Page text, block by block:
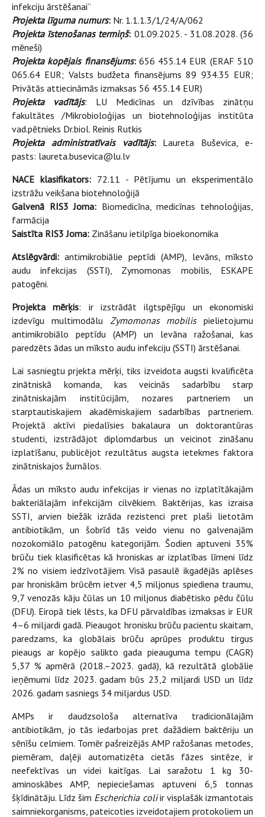
infekciju ārstēšanai”
Projekta līguma numurs: Nr. 1.1.1.3/1/24/A/062
Projekta īstenošanas termiņš: 01.09.2025. - 31.08.2028. (36
mēneši)
Projekta kopējais finansējums:656 455.14 EUR (ERAF 510
065.64 EUR; Valsts budžeta finansējums 89 934.35 EUR;
Privātās attiecināmās izmaksas 56 455.14 EUR)
Projekta vadītājs: LU Medicīnas un dzīvības zinātņu
fakultātes /Mikrobioloģijas un biotehnoloģijas institūta
vad.pētnieks Dr.biol. Reinis Rutkis
Projekta administratīvais vadītājs:Laureta Buševica, e-
pasts: laureta.busevica@lu.lv
NACE klasifikators: 72.11 - Pētījumu un eksperimentālo
izstrāžu veikšana biotehnoloģijā
Galvenā RIS3 Joma: Biomedicīna, medicīnas tehnoloģijas,
farmācija
Saistīta RIS3 Joma: Zināšanu ietilpīga bioekonomika
Atslēgvārdi: antimikrobiālie peptīdi (AMP), levāns, mīksto
audu infekcijas (SSTI), Zymomonas mobilis, ESKAPE
patogēni.
Projekta mērķis: ir izstrādāt ilgtspējīgu un ekonomiski
izdevīgu multimodālu Zymomonas mobilispielietojumu
antimikrobiālo peptīdu (AMP) un levāna ražošanai, kas
paredzēts ādas un mīksto audu infekciju (SSTI) ārstēšanai.
Lai sasniegtu prjekta mērķi, tiks izveidota augsti kvalificēta
zinātniskā komanda, kas veicinās sadarbību starp
zinātniskajām institūcijām, nozares partneriem un
starptautiskajiem akadēmiskajiem sadarbības partneriem.
Projektā aktīvi piedalīsies bakalaura un doktorantūras
studenti, izstrādājot diplomdarbus un veicinot zināšanu
izplatīšanu, publicējot rezultātus augsta ietekmes faktora
zinātniskajos žurnālos.
Ādas un mīksto audu infekcijas ir vienas no izplatītākajām
bakteriālajām infekcijām cilvēkiem. Baktērijas, kas izraisa
SSTI, arvien biežāk izrāda rezistenci pret plaši lietotām
antibiotikām, un šobrīd tās veido vienu no galvenajām
nozokomiālo patogēnu kategorijām. Šodien aptuveni 35%
brūču tiek klasificētas kā hroniskas ar izplatības līmeni līdz
2% no visiem iedzīvotājiem. Visā pasaulē ikgadējās aplēses
par hroniskām brūcēm ietver 4,5 miljonus spiediena traumu,
9,7 venozās kāju čūlas un 10 miljonus diabētisko pēdu čūlu
(DFU). Eiropā tiek lēsts, ka DFU pārvaldības izmaksas ir EUR
4–6 miljardi gadā. Pieaugot hronisku brūču pacientu skaitam,
paredzams, ka globālais brūču aprūpes produktu tirgus
pieaugs ar kopējo salikto gada pieauguma tempu (CAGR)
5,37 % apmērā (2018.–2023. gadā), kā rezultātā globālie
ieņēmumi līdz 2023. gadam būs 23,2 miljardi USD un līdz
2026. gadam sasniegs 34 miljardus USD.
AMPs ir daudzsološa alternatīva tradicionālajām
antibiotikām, jo tās iedarbojas pret dažādiem baktēriju un
sēnīšu celmiem. Tomēr pašreizējās AMP ražošanas metodes,
piemēram, daļēji automatizēta cietās fāzes sintēze, ir
neefektīvas un videi kaitīgas. Lai saražotu 1 kg 30-
aminoskābes AMP, nepieciešamas aptuveni 6,5 tonnas
šķīdinātāju. Līdz šim Escherichia coliir visplašāk izmantotais
saimniekorganisms, pateicoties izveidotajiem protokoliem un